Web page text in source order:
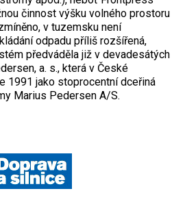
činnost výšku volného prostoru
v tuzemsku není
odpadu příliš rozšířená,
předváděla již v devadesátých
a. s., která v České
1991 jako stoprocentní dceřiná
Marius Pedersen A/S.